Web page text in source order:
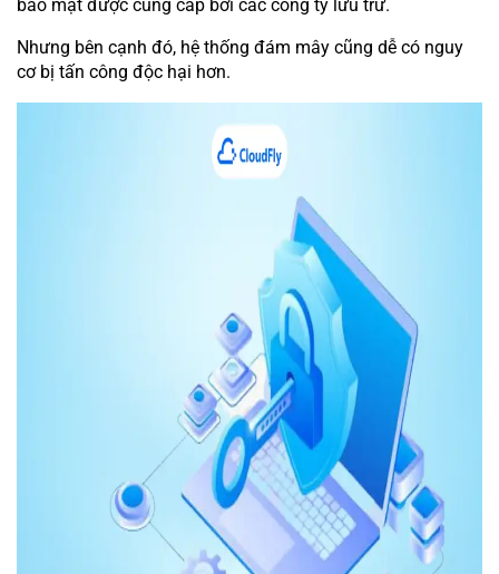
bảo mật được cung cấp bởi các công ty lưu trữ.
Nhưng bên cạnh đó, hệ thống đám mây cũng dễ có nguy
cơ bị tấn công độc hại hơn.